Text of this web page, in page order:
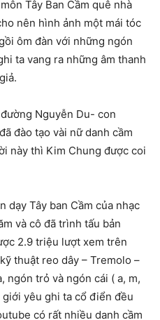
Tây Ban Cầm quê nhà
nên hình ảnh một mái tóc
ôm đàn với những ngón
ta vang ra những âm thanh
Nguyễn Du- con
đào tạo vài nữ danh cầm
này thì Kim Chung được coi
dạy Tây ban Cầm của nhạc
và cô đã trình tấu bản
2.9 triệu lượt xem trên
thuật reo dây – Tremolo –
ngón trỏ và ngón cái ( a, m,
giới yêu ghi ta cổ điển đều
có rất nhiều danh cầm